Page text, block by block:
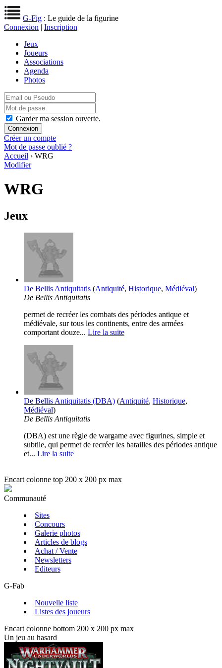
G-Fig : Le guide de la figurine
Connexion | Inscription
Jeux
Joueurs
Associations
Agenda
Photos
Garder ma session ouverte.
Créer un compte
Mot de passe oublié ?
Accueil › WRG
Modifier
WRG
Jeux
De Bellis Antiquitatis (Antiquité, Historique, Médiéval)
De Bellis Antiquitatis
permet de recréer les combats des périodes antique et
médiévale, sur tous les continents, entre des armées
comportant douze... Lire la suite
De Bellis Antiquitatis (DBA) (Antiquité, Historique,
Médiéval)
De Bellis Antiquitatis
(DBA) est une règle de wargame avec figurines, simple et
subtile, qui permet de recréer les batailles des périodes antique
et... Lire la suite
Encart colonne top 200 x 200 px max
Communauté
Sites
Concours
Galerie photos
Articles de blogs
Achat / Vente
Newsletters
Editeurs
G-Fab
Nouvelle liste
Listes des joueurs
Encart colonne bottom 200 x 200 px max
Un jeu au hasard